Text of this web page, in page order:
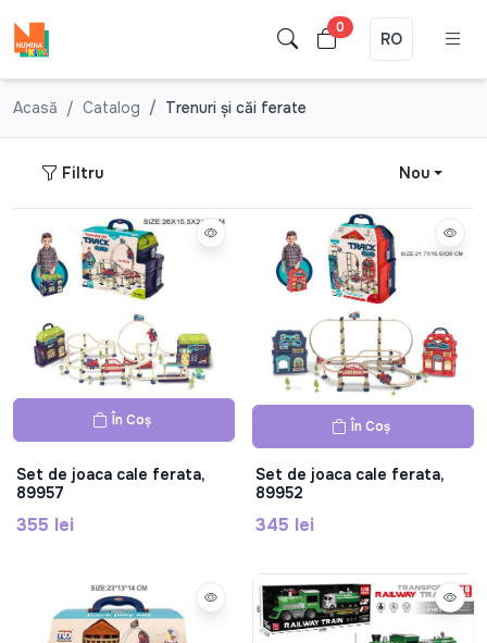
0
RO
Acasă Catalog Trenuri şi căi ferate
Filtru Nou
În Coș
Set de joaca cale ferata,
89957
355 lei
În Coș
Set de joaca cale ferata,
89952
345 lei